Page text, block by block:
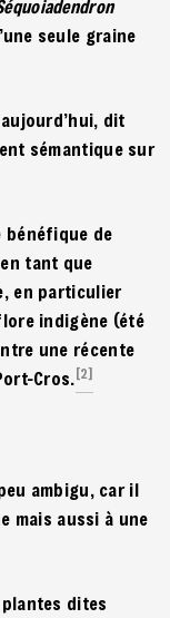
seule graine
dit
sémantique sur
bénéfique de
tant que
en particulier
indigène (été
une récente
Cros.[2]
ambigu, car il
mais aussi à une
dites